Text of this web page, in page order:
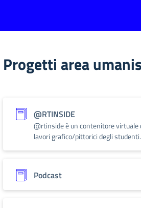
Progetti area
@RTINSIDE
@rtinside è un contenitore virtuale
lavori grafico/pittorici degli studenti.
Podcast